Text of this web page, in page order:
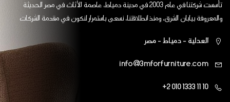
تأسست شركتنا في عام 2003 في مدينة دمياط، عاصمة الأثاث في مصر الحديثة
والمعروفة بيابان الشرق، ومنذ انطلاقتنا، نسعى باستمرار لنكون في مقدمة الشركات
العدلية - دمياط - مصر
info@3mforfurniture.com
+2 010 1333 11 10